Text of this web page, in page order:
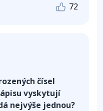
72
čísel
vyskytují
nejvýše jednou?